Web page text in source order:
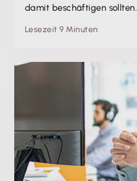
damit beschäftigen sollten.
Lesezeit 9 Minuten